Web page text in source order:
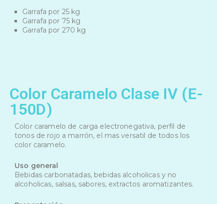
Garrafa por 25 kg
Garrafa por 75 kg
Garrafa por 270 kg
Color Caramelo Clase IV (E-
150D)
Color caramelo de carga electronegativa, perfil de
tonos de rojo a marrón, el mas versatil de todos los
color caramelo.
Uso general
Bebidas carbonatadas, bebidas alcoholicas y no
alcoholicas, salsas, sabores, extractos aromatizantes.